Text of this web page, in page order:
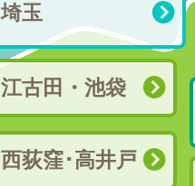
埼玉
江古田・池袋
西荻窪･高井戸